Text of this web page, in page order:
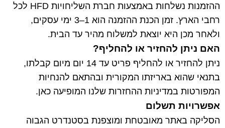
ההזמנות נשלחות באמצעות חברת השליחויות HFD לכל
רחבי הארץ. זמן הכנת ההזמנה הוא 1–3 ימי עסקים,
ולאחר מכן היא יוצאת למשלוח מהיר עד הבית.
האם ניתן להחזיר או להחליף?
ניתן להחזיר או להחליף פריט עד 14 יום מיום קבלתו,
בתנאי שהוא באריזתו המקורית ובהתאם להנחיות
המפורטות במדיניות ההחזרות שלנו המופיעה כאן.
אפשרויות תשלום
הסליקה באתר מאובטחת ומוצפנת בסטנדרט הגבוה